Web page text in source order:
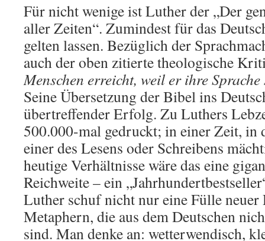
Für nicht wenige ist Luther der „Der
aller Zeiten“. Zumindest für das
gelten lassen. Bezüglich der
auch der oben zitierte theologische
Menschen erreicht, weil er ihre Sprache
Seine Übersetzung der Bibel ins
übertreffender Erfolg. Zu Luthers
500.000-mal gedruckt; in einer Zeit, in
einer des Lesens oder Schreibens
heutige Verhältnisse wäre das eine
Reichweite – ein
Luther schuf nicht nur eine Fülle neuer
Metaphern, die aus dem Deutschen
sind. Man denke an: wetterwendisch,